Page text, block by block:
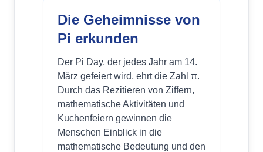
Die Geheimnisse von
Pi erkunden
Der Pi Day, der jedes Jahr am 14.
März gefeiert wird, ehrt die Zahl π.
Durch das Rezitieren von Ziffern,
mathematische Aktivitäten und
Kuchenfeiern gewinnen die
Menschen Einblick in die
mathematische Bedeutung und den